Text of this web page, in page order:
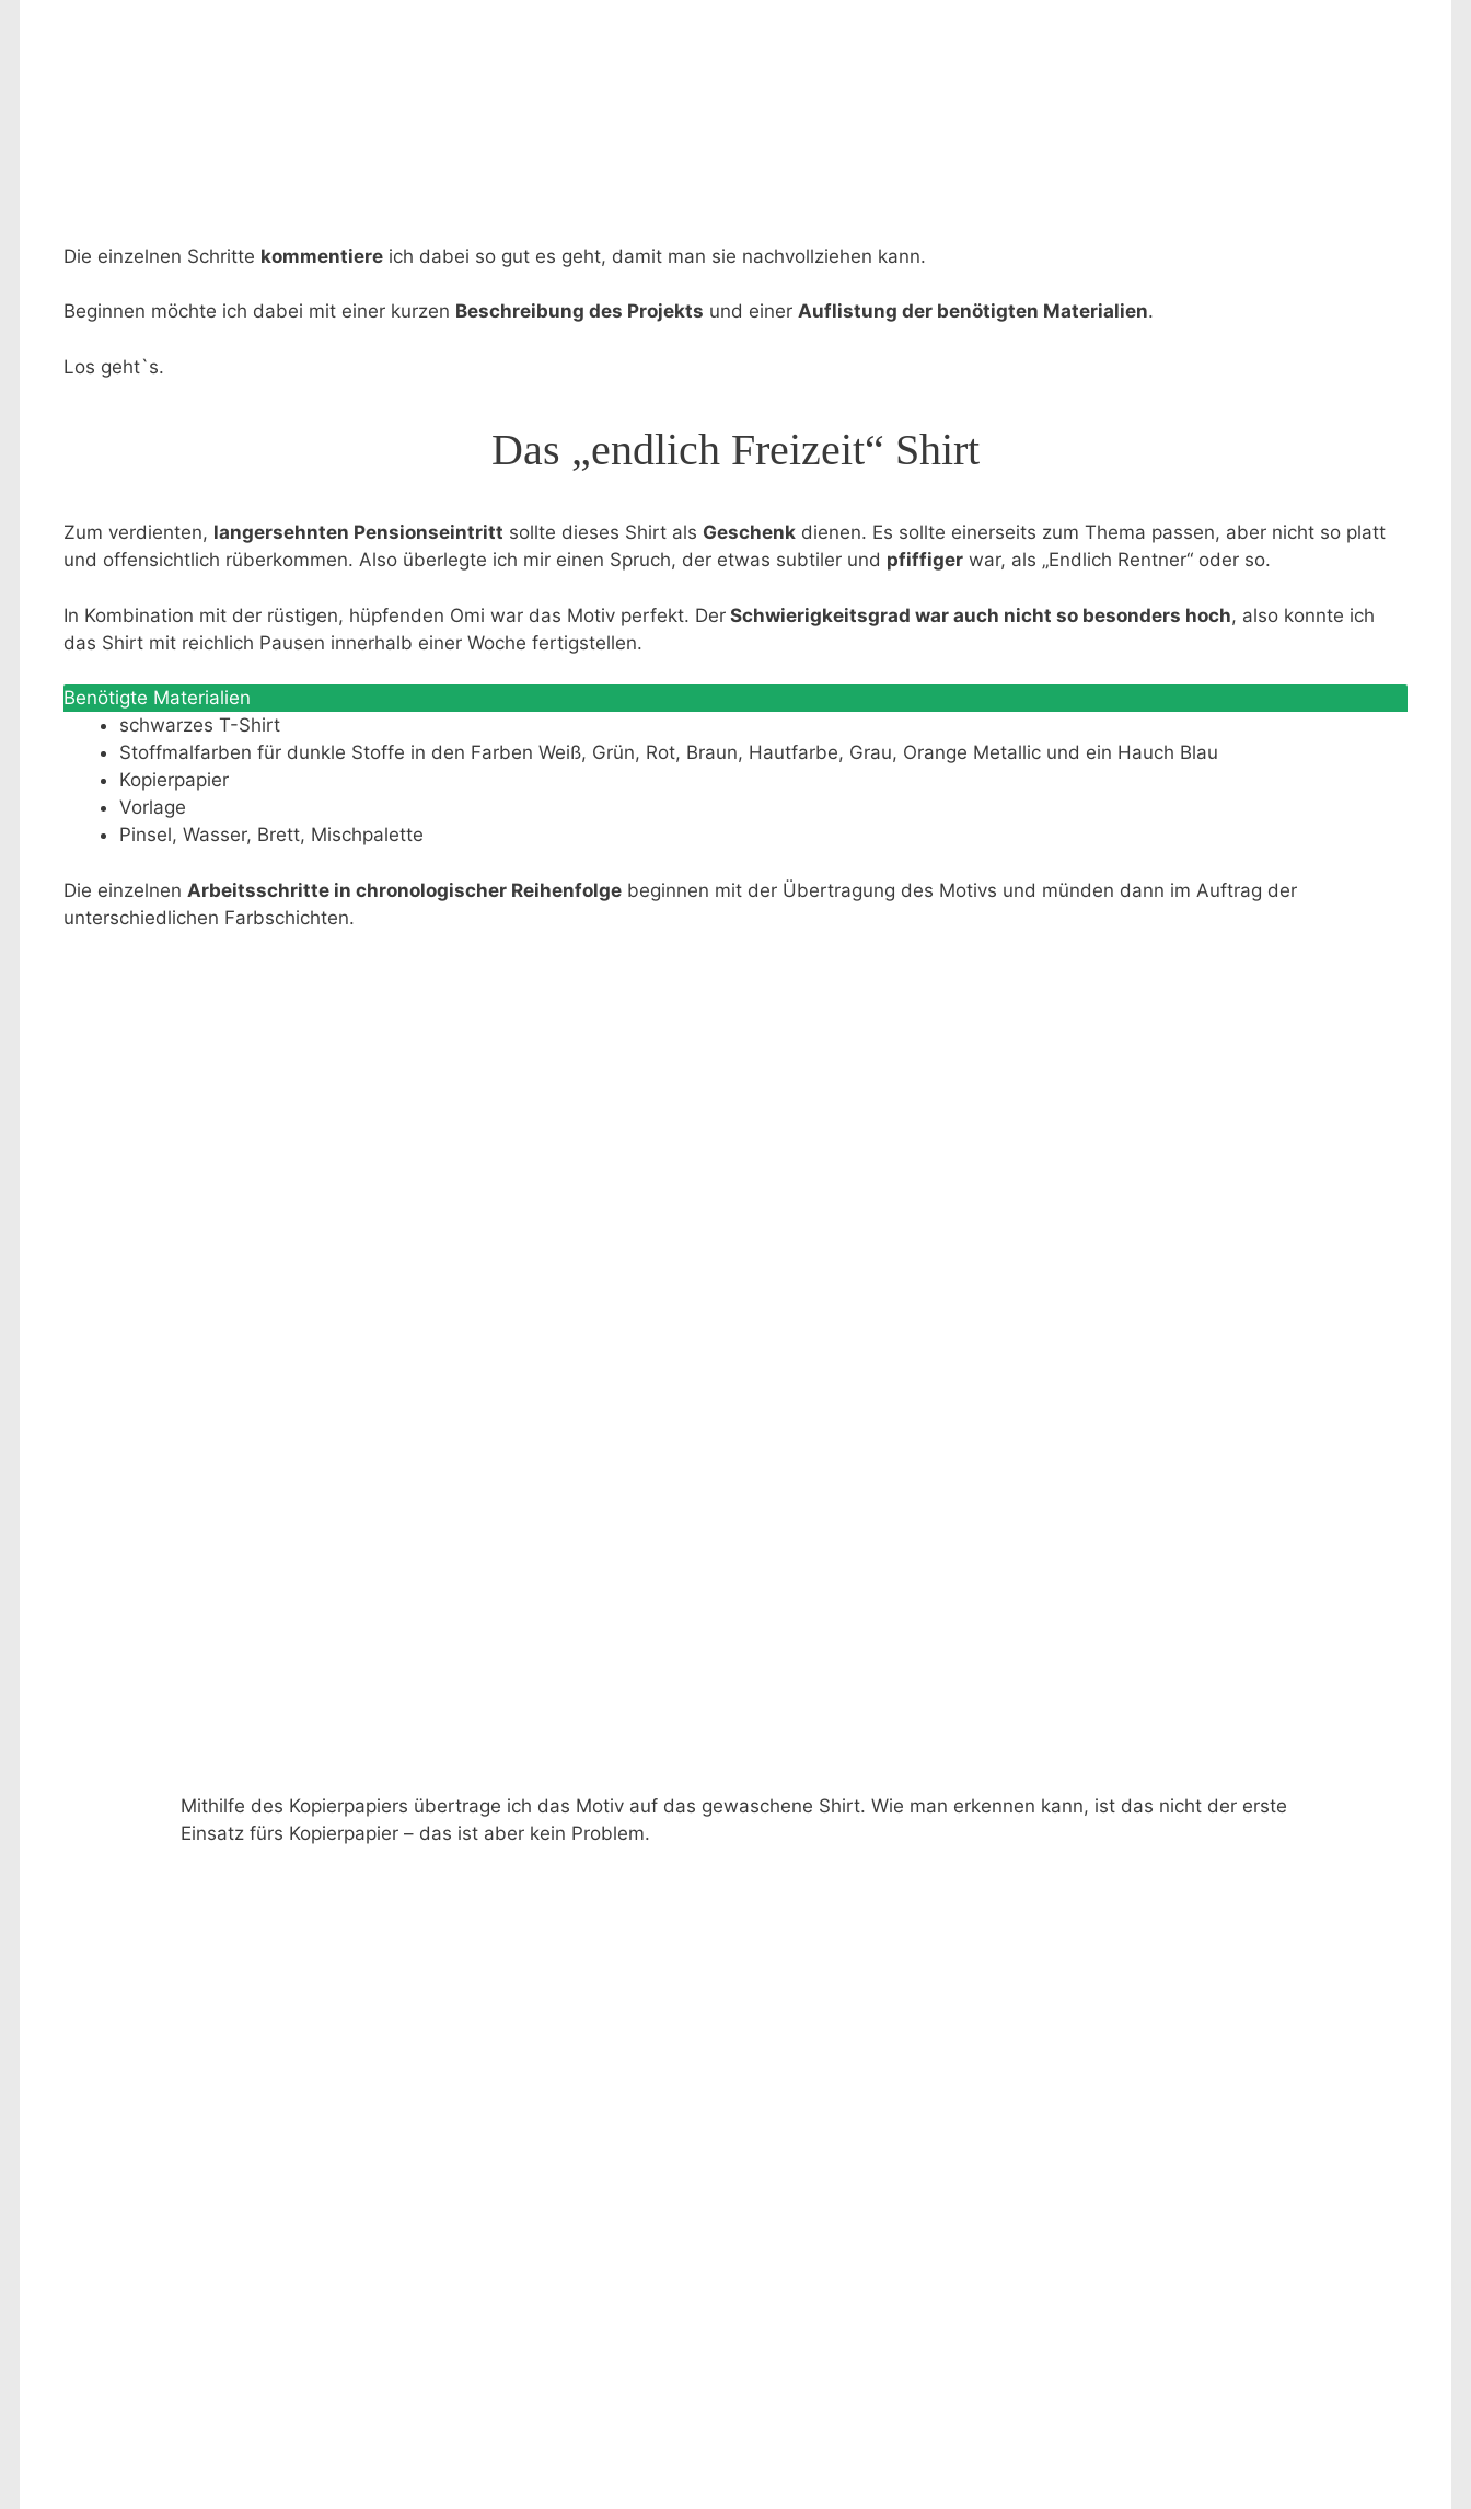
Die einzelnen Schritte kommentiere ich dabei so gut es geht, damit man sie nachvollziehen kann.
Beginnen möchte ich dabei mit einer kurzen Beschreibung des Projekts und einer Auflistung der benötigten Materialien.
Los geht`s.
Das „endlich Freizeit“ Shirt
Zum verdienten, langersehnten Pensionseintritt sollte dieses Shirt als Geschenk dienen. Es sollte einerseits zum Thema passen, aber nicht so platt
und offensichtlich rüberkommen. Also überlegte ich mir einen Spruch, der etwas subtiler und pfiffiger war, als „Endlich Rentner“ oder so.
In Kombination mit der rüstigen, hüpfenden Omi war das Motiv perfekt. Der Schwierigkeitsgrad war auch nicht so besonders hoch, also konnte ich
das Shirt mit reichlich Pausen innerhalb einer Woche fertigstellen.
Benötigte Materialien
schwarzes T-Shirt
Stoffmalfarben für dunkle Stoffe in den Farben Weiß, Grün, Rot, Braun, Hautfarbe, Grau, Orange Metallic und ein Hauch Blau
Kopierpapier
Vorlage
Pinsel, Wasser, Brett, Mischpalette
Die einzelnen Arbeitsschritte in chronologischer Reihenfolge beginnen mit der Übertragung des Motivs und münden dann im Auftrag der
unterschiedlichen Farbschichten.
Mithilfe des Kopierpapiers übertrage ich das Motiv auf das gewaschene Shirt. Wie man erkennen kann, ist das nicht der erste
Einsatz fürs Kopierpapier – das ist aber kein Problem.